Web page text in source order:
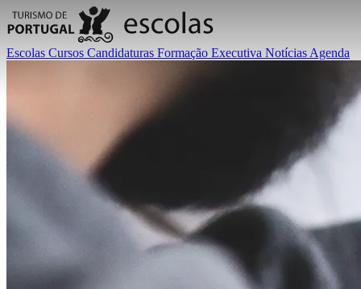
Escolas Cursos Candidaturas Formação Executiva Notícias Agenda